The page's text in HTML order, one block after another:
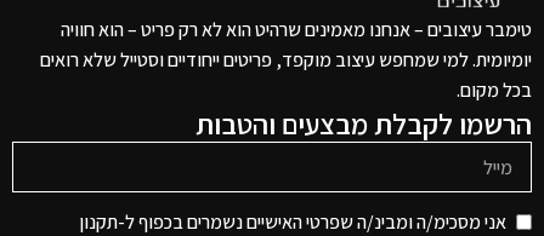
טימבר עיצובים – אנחנו מאמינים שרהיט הוא לא רק פריט – הוא חוויה
יומיומית. למי שמחפש עיצוב מוקפד, פריטים ייחודיים וסטייל שלא רואים
בכל מקום.
הרשמו לקבלת מבצעים והטבות
אני מסכימ/ה ומבינ/ה שפרטי האישיים נשמרים בכפוף ל-תקנון